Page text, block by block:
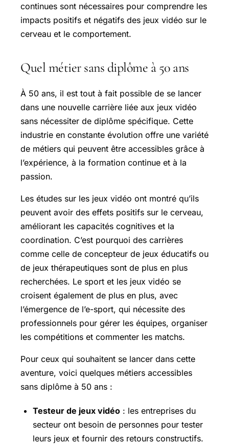
continues sont nécessaires pour comprendre les
impacts positifs et négatifs des jeux vidéo sur le
cerveau et le comportement.
Quel métier sans diplôme à 50 ans
À 50 ans, il est tout à fait possible de se lancer
dans une nouvelle carrière liée aux jeux vidéo
sans nécessiter de diplôme spécifique. Cette
industrie en constante évolution offre une variété
de métiers qui peuvent être accessibles grâce à
l’expérience, à la formation continue et à la
passion.
Les études sur les jeux vidéo ont montré qu’ils
peuvent avoir des effets positifs sur le cerveau,
améliorant les capacités cognitives et la
coordination. C’est pourquoi des carrières
comme celle de concepteur de jeux éducatifs ou
de jeux thérapeutiques sont de plus en plus
recherchées. Le sport et les jeux vidéo se
croisent également de plus en plus, avec
l’émergence de l’e-sport, qui nécessite des
professionnels pour gérer les équipes, organiser
les compétitions et commenter les matchs.
Pour ceux qui souhaitent se lancer dans cette
aventure, voici quelques métiers accessibles
sans diplôme à 50 ans :
Testeur de jeux vidéo : les entreprises du
secteur ont besoin de personnes pour tester
leurs jeux et fournir des retours constructifs.